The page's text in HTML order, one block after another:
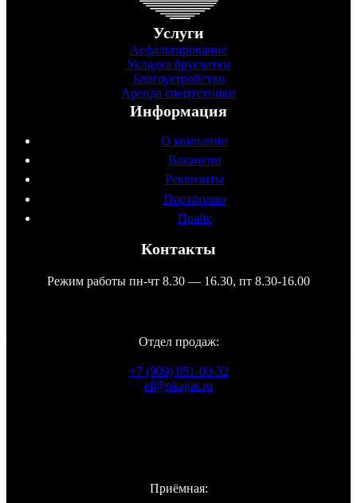
Услуги
Асфальтирование
Укладка брусчатки
Благоустройство
Аренда спецтехники
Информация
О компании
Вакансии
Реквизиты
Портфолио
Прайс
Контакты
Режим работы пн-чт 8.30 — 16.30, пт 8.30-16.00
Отдел продаж:
+7 (909) 051-00-32
ef@pkagat.ru
Приёмная: